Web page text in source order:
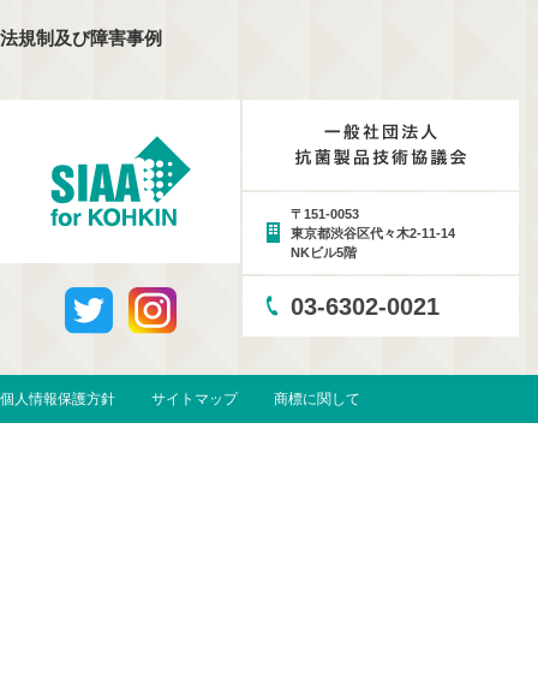
法規制及び障害事例
〒151-0053
東京都渋谷区代々木2-11-14
NKビル5階
03-6302-0021
個人情報保護方針 サイトマップ 商標に関して